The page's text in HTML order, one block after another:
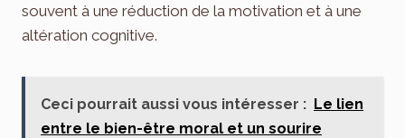
souvent à une réduction de la motivation et à une
altération cognitive.
Ceci pourrait aussi vous intéresser : Le lien
entre le bien-être moral et un sourire